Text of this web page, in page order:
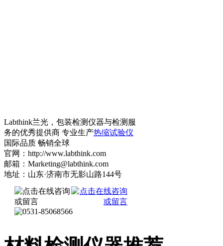
Labthink兰光，包装检测仪器与检测服
务的优秀提供商 专业生产热缩试验仪
国际品质 畅销全球
官网：http://www.labthink.com
邮箱：Marketing@labthink.com
地址：山东·济南市无影山路144号